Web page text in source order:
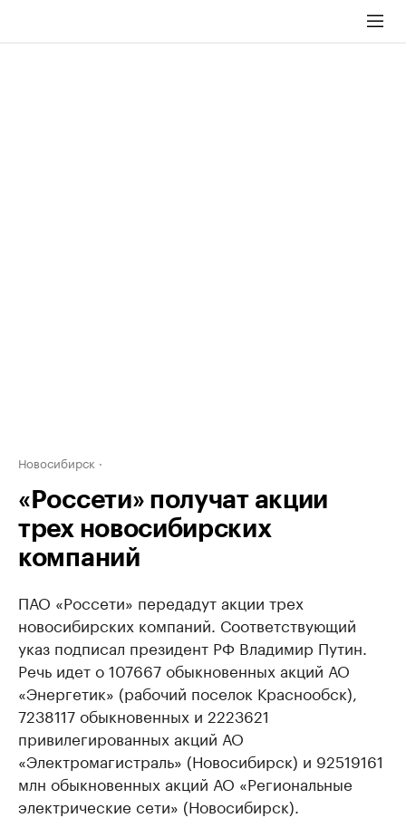
Новосибирск
«Россети» получат акции
трех новосибирских
компаний
ПАО «Россети» передадут акции трех
новосибирских компаний. Соответствующий
указ подписал президент РФ Владимир Путин.
Речь идет о 107667 обыкновенных акций АО
«Энергетик» (рабочий поселок Краснообск),
7238117 обыкновенных и 2223621
привилегированных акций АО
«Электромагистраль» (Новосибирск) и 92519161
млн обыкновенных акций АО «Региональные
электрические сети» (Новосибирск).